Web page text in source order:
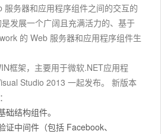
服务器和应用程序组件之间的交互的
发展一个广阔且充满活力的、基于
的 Web 服务器和应用程序组件生
框架，主要用于微软.NET应用程
Studio 2013 一起发布。
新版本
础结构组件。
证中间件（包括 Facebook、